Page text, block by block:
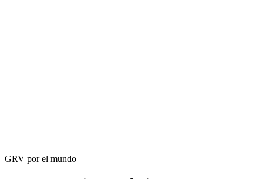
GRV por el mundo